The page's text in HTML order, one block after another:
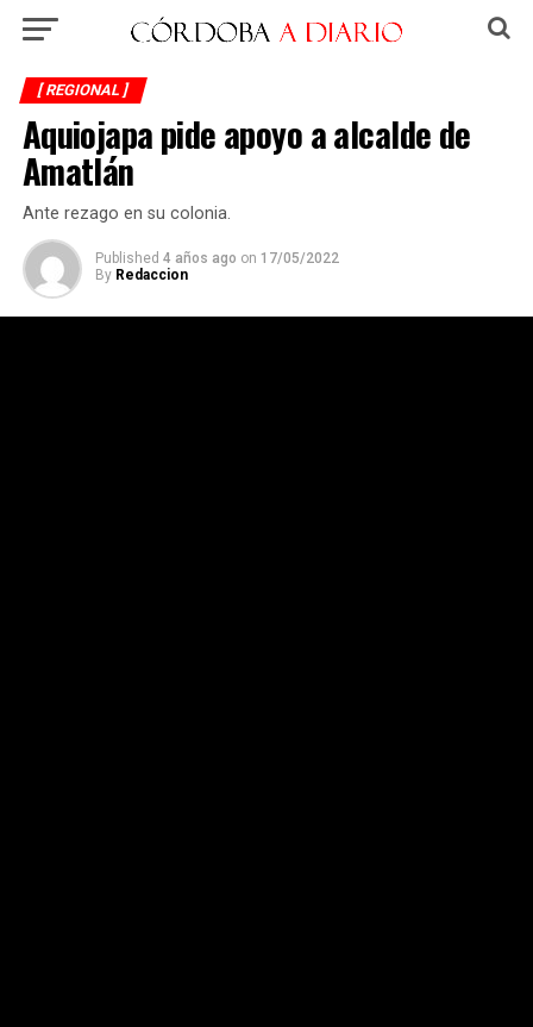
[ REGIONAL ]
Aquiojapa pide apoyo a alcalde de
Amatlán
Ante rezago en su colonia.
Published 4 años ago on 17/05/2022
By Redaccion